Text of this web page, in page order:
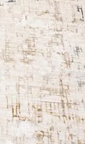
visiteurs
est d'afficher des
et les